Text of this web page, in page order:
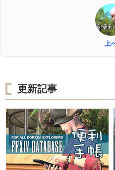
/ac "ヴェネレーション"
/ac "下地作業" <wait.3>
/ac "下地作業" <wait.3>
上
更新記事